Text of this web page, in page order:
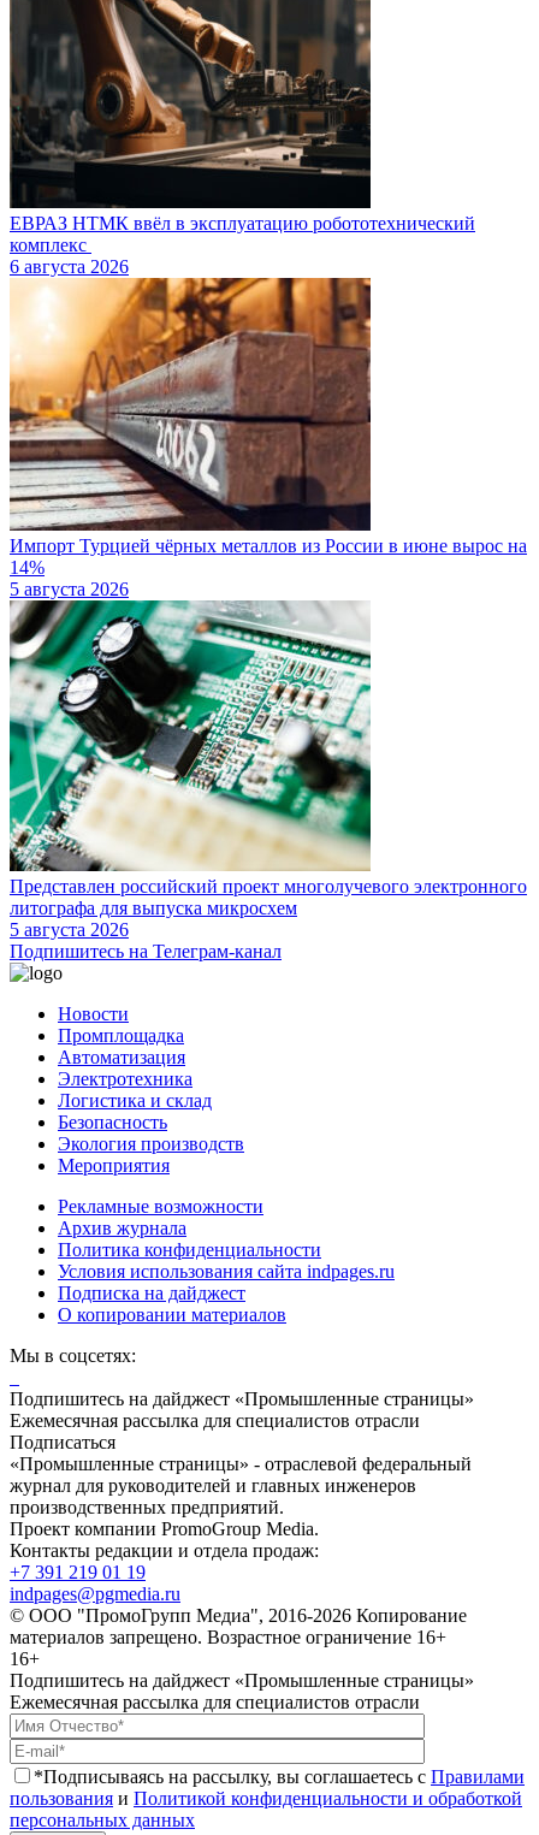
ЕВРАЗ НТМК ввёл в эксплуатацию робототехнический
комплекс
6 августа 2026
Импорт Турцией чёрных металлов из России в июне вырос на
14%
5 августа 2026
Представлен российский проект многолучевого электронного
литографа для выпуска микросхем
5 августа 2026
Подпишитесь на Телеграм-канал
Новости
Промплощадка
Автоматизация
Электротехника
Логистика и склад
Безопасность
Экология производств
Мероприятия
Рекламные возможности
Архив журнала
Политика конфиденциальности
Условия использования сайта indpages.ru
Подписка на дайджест
О копировании материалов
Мы в соцсетях:
Подпишитесь на дайджест «Промышленные страницы»
Ежемесячная рассылка для специалистов отрасли
Подписаться
«Промышленные страницы» - отраслевой федеральный
журнал для руководителей и главных инженеров
производственных предприятий.
Проект компании PromoGroup Media.
Контакты редакции и отдела продаж:
+7 391 219 01 19
indpages@pgmedia.ru
© ООО "ПромоГрупп Медиа", 2016-2026 Копирование
материалов запрещено. Возрастное ограничение 16+
16+
Подпишитесь на дайджест «Промышленные страницы»
Ежемесячная рассылка для специалистов отрасли
*Подписываясь на рассылку, вы соглашаетесь с Правилами
пользования и Политикой конфиденциальности и обработкой
персональных данных